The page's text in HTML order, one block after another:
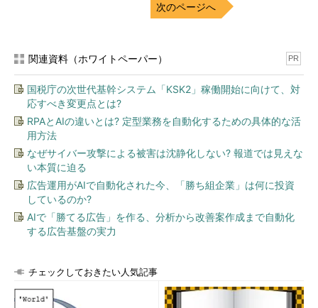
という可能性もあり得るだろう。
理解し、更新プログラムの適用によって何が起きるのかを理解す
ることで、トラブルが起こったときに状況を把握しやすくなるは
ずだ。
元号が変わるということ
以後の説明を確実にする上で、コンピュータと元号の関係につ
いて復習しておきたい。コンピュータで日付時刻の情報を扱うこ
とは少なくない。多くの帳票、伝票には日時が記録されている
し、文書などにも作成日や改定日などの情報が記載される他、
「平成32年度予算」など、将来のことについて記述する場合に
は、日時を記載して対象範囲を明確にすることがある。
が行いやすい形にしてあるが、表示する場合には、人間が理解で
きる形式に変換する必要がある。しかし、日付の表現について
次のページへ
関連資料（ホワイトペーパー） PR
国税庁の次世代基幹システム「KSK2」稼働開始に向けて、対
応すべき変更点とは?
RPAとAIの違いとは? 定型業務を自動化するための具体的な活
用方法
なぜサイバー攻撃による被害は沈静化しない? 報道では見えな
い本質に迫る
広告運用がAIで自動化された今、「勝ち組企業」は何に投資
しているのか?
AIで「勝てる広告」を作る、分析から改善案作成まで自動化
する広告基盤の実力
チェックしておきたい人気記事